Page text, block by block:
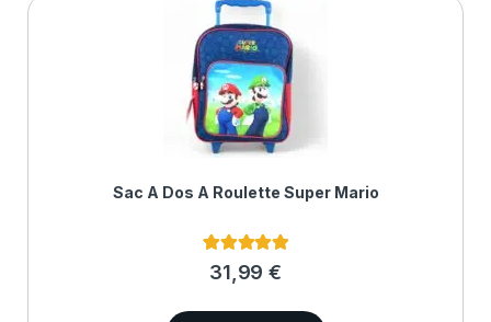
Sac À Dos À Roulette Super Mario
Noté5.00
sur 5 basé
notations
31,99€